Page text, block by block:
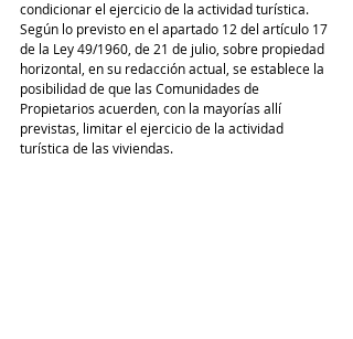
condicionar el ejercicio de la actividad turística.
Según lo previsto en el apartado 12 del artículo 17
de la Ley 49/1960, de 21 de julio, sobre propiedad
horizontal, en su redacción actual, se establece la
posibilidad de que las Comunidades de
Propietarios acuerden, con la mayorías allí
previstas, limitar el ejercicio de la actividad
turística de las viviendas.